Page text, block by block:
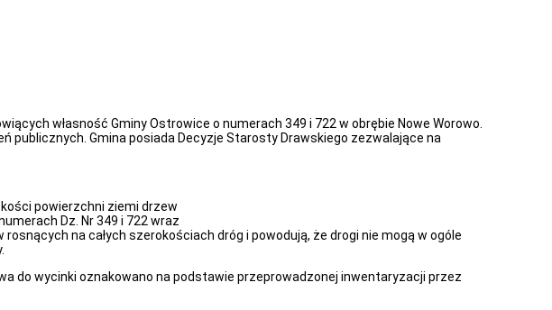
własność Gminy Ostrowice o numerach 349 i 722 w obrębie Nowe Worowo.
publicznych. Gmina posiada Decyzje Starosty Drawskiego zezwalające na
powierzchni ziemi drzew
Dz. Nr 349 i 722 wraz
na całych szerokościach dróg i powodują, że drogi nie mogą w ogóle
do wycinki oznakowano na podstawie przeprowadzonej inwentaryzacji przez